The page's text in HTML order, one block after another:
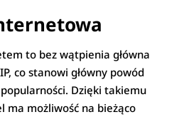
to bez wątpienia główna
co stanowi główny powód
Dzięki takiemu
ma możliwość na bieżąco